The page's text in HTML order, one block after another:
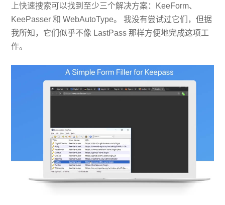
上快速搜索可以找到至少三个解决方案：KeeForm、
KeePasser 和 WebAutoType。 我没有尝试过它们，但据
我所知，它们似乎不像 LastPass 那样方便地完成这项工
作。